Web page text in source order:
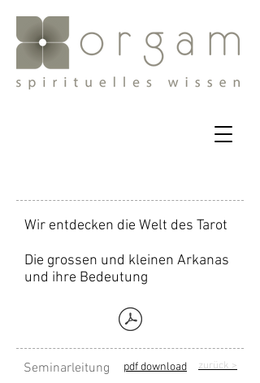
Wir entdecken die Welt des Tarot
Die grossen und kleinen Arkanas
und ihre Bedeutung
Seminarleitung pdf download zurück >